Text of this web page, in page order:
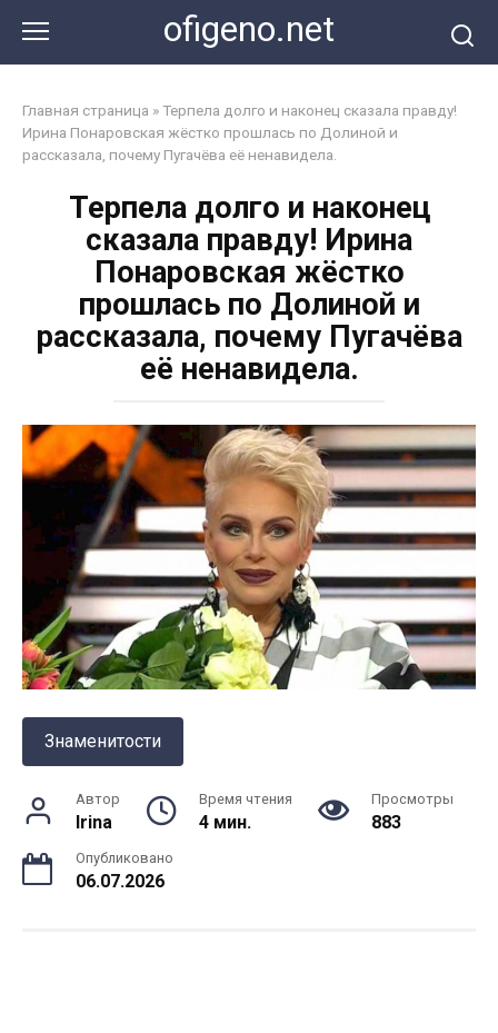
контенту
ofigeno.net
Главная страница »Терпела долго и наконец сказала правду!
Ирина Понаровская жёстко прошлась по Долиной и
рассказала, почему Пугачёва её ненавидела.
Терпела долго и наконец
сказала правду! Ирина
Понаровская жёстко
прошлась по Долиной и
рассказала, почему Пугачёва
её ненавидела.
Знаменитости
Автор
Irina
Время чтения
4 мин.
Просмотры
883
Опубликовано
06.07.2026